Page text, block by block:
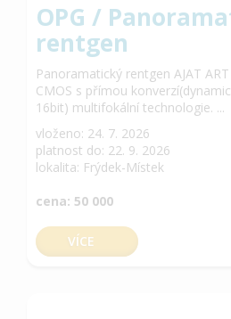
OPG /
rentgen
Panoramatický rentgen AJAT
CMOS s přímou
16bit) multifokální technologie. ...
vloženo: 24. 7. 2026
platnost do: 22. 9. 2026
lokalita: Frýdek-Místek
cena: 50 000
VÍCE